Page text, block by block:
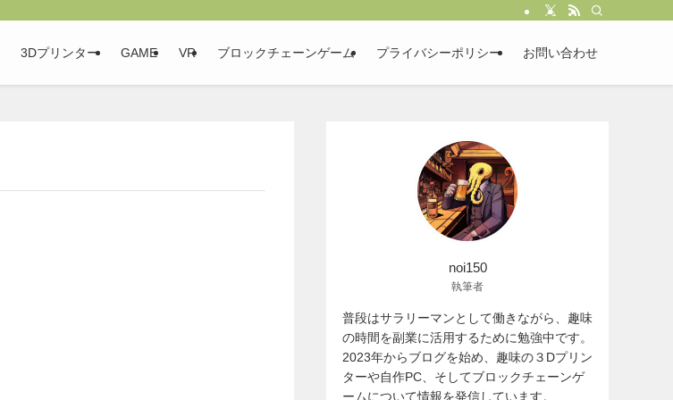
3Dプリンター GAME VR ブロックチェーンゲーム プライバシーポリシー お問い合わせ
noi150
執筆者
普段はサラリーマンとして働きながら、趣味
の時間を副業に活用するために勉強中です。
2023年からブログを始め、趣味の３Dプリン
ターや自作PC、そしてブロックチェーンゲ
ームについて情報を発信しています。